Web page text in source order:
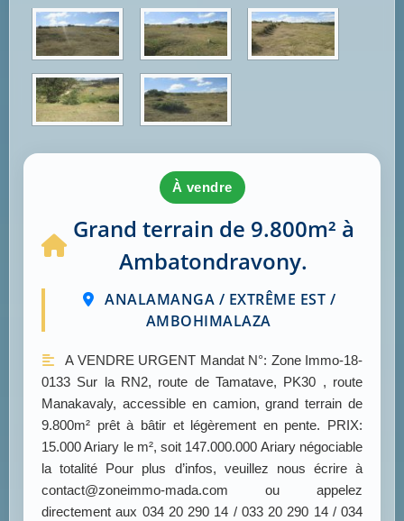
à vendre
Grand terrain de 9.800m² à
Ambatondravony.
ANALAMANGA / EXTRÊME EST /
AMBOHIMALAZA
A VENDRE URGENT Mandat N°: Zone Immo-18-
0133 Sur la RN2, route de Tamatave, PK30 , route
Manakavaly, accessible en camion, grand terrain de
9.800m² prêt à bâtir et légèrement en pente. PRIX:
15.000 Ariary le m², soit 147.000.000 Ariary négociable
la totalité Pour plus d’infos, veuillez nous écrire à
contact@zoneimmo-mada.com ou appelez
directement aux 034 20 290 14 / 033 20 290 14 / 034